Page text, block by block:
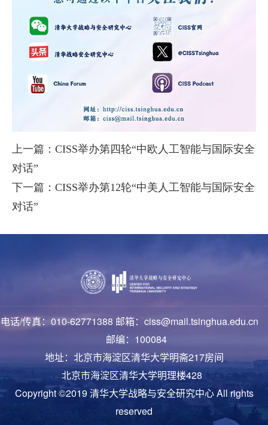
上一篇：CISS举办第四轮“中欧人工智能与国际安全
对话”
下一篇：CISS举办第12轮“中美人工智能与国际安全
对话”
电话/传真：010-62771388 邮箱：ciss@mail.tsinghua.edu.cn
邮编：100084
地址：北京市海淀区清华大学明斋217房间
北京市海淀区清华大学明理楼428
Copyright ©2019 清华大学战略与安全研究中心 All rights
reserved